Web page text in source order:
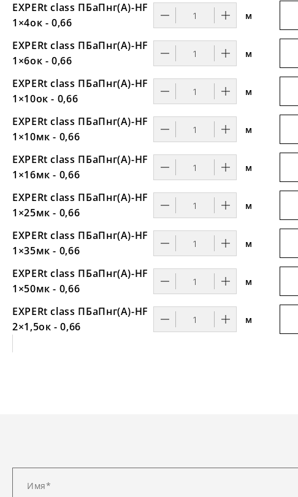
EXPERt class ПБаПнг(А)-HF
1×4ок - 0,66
м
EXPERt class ПБаПнг(А)-HF
1×6ок - 0,66
м
EXPERt class ПБаПнг(А)-HF
1×10ок - 0,66
м
EXPERt class ПБаПнг(А)-HF
1×10мк - 0,66
м
EXPERt class ПБаПнг(А)-HF
1×16мк - 0,66
м
EXPERt class ПБаПнг(А)-HF
1×25мк - 0,66
м
EXPERt class ПБаПнг(А)-HF
1×35мк - 0,66
м
EXPERt class ПБаПнг(А)-HF
1×50мк - 0,66
м
EXPERt class ПБаПнг(А)-HF
2×1,5ок - 0,66
м